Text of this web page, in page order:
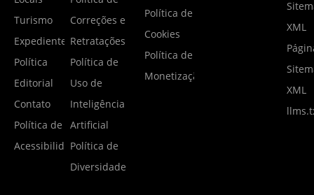
Turismo
Expediente
Política
Editorial
Contato
Política de
Acessibilidade
Correções e
Retratações
Política de
Uso de
Inteligência
Artificial
Política de
Diversidade
Política de
Cookies
Política de
Monetização
XML
XML